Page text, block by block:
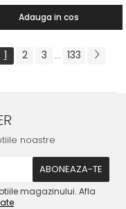
Adauga in cos
1 2 3 ... 133
noastre
magazinului. Afla